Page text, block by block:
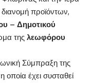
προϊόντων,
– Δημοτικού
της λεωφόρου
Σύμπραξη της
οποία έχει συσταθεί